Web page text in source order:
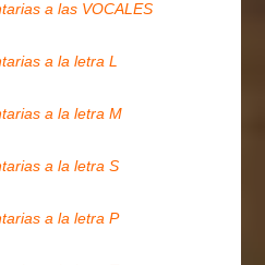
a las VOCALES
a la letra L
a la letra M
a la letra S
a la letra P